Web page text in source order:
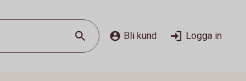
Bli kund Logga in